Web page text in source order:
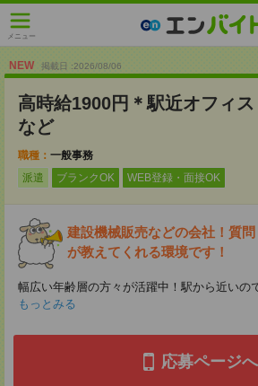
メニュー
NEW 掲載日 :2026/08/06
高時給1900円＊駅近オフィ
など
職種： 一般事務
派遣
ブランクOK WEB登録・面接OK
建設機械販売などの会社！質
が教えてくれる環境です！
幅広い年齢層の方々が活躍中！駅から近いの
もっとみる
応募ページへ